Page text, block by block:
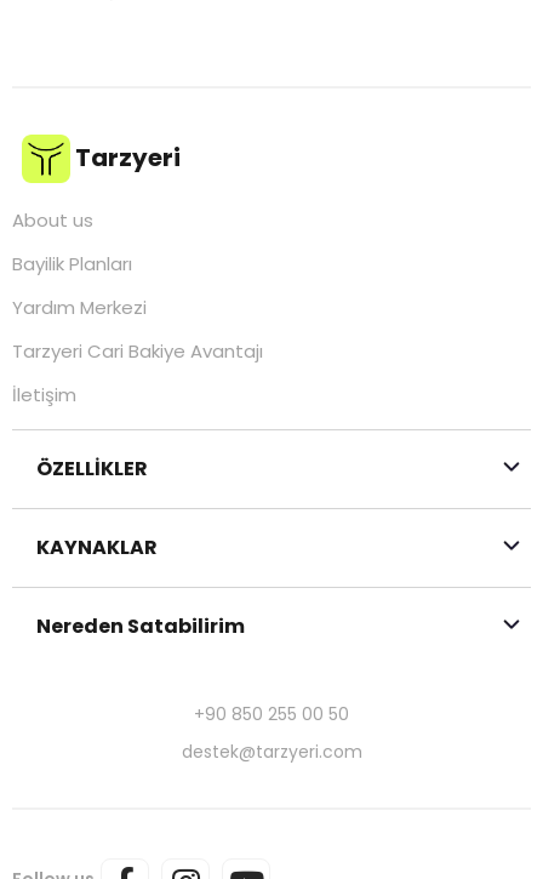
Tarzyeri
About us
Bayilik Planları
Yardım Merkezi
Tarzyeri Cari Bakiye Avantajı
İletişim
ÖZELLİKLER
KAYNAKLAR
Nereden Satabilirim
+90 850 255 00 50
destek@tarzyeri.com